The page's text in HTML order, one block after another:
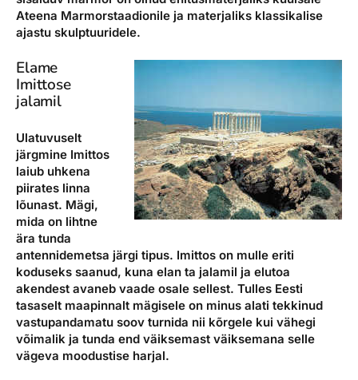
Ateena Marmorstaadionile ja materjaliks klassikalise
ajastu skulptuuridele.
Elame
Imittose
jalamil
Ulatuvuselt
järgmine Imittos
laiub uhkena
piirates linna
lõunast. Mägi,
mida on lihtne
ära tunda
antennidemetsa järgi tipus. Imittos on mulle eriti
koduseks saanud, kuna elan ta jalamil ja elutoa
akendest avaneb vaade osale sellest. Tulles Eesti
tasaselt maapinnalt mägisele on minus alati tekkinud
vastupandamatu soov turnida nii kõrgele kui vähegi
võimalik ja tunda end väiksemast väiksemana selle
vägeva moodustise harjal.